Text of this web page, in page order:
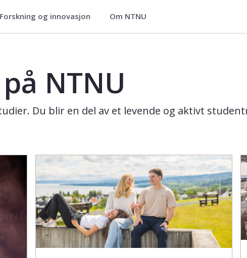
Forskning og innovasjon Om NTNU
NTNU
Du blir en del av et levende og aktivt